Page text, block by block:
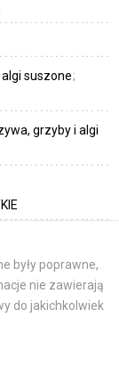
algi suszone
grzyby i algi
były poprawne,
nie zawierają
do jakichkolwiek